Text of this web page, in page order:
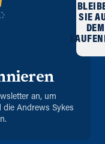
an, um
die Andrews Sykes
SIE
DEM